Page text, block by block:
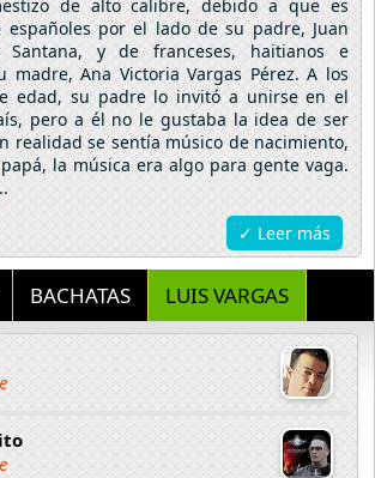
de alto calibre, debido a que es
españoles por el lado de su padre, Juan
Santana, y de franceses, haitianos e
madre, Ana Victoria Vargas Pérez. A los
edad, su padre lo invitó a unirse en el
pero a él no le gustaba la idea de ser
realidad se sentía músico de nacimiento,
la música era algo para gente vaga.
✓ Leer más
BACHATAS LUIS VARGAS